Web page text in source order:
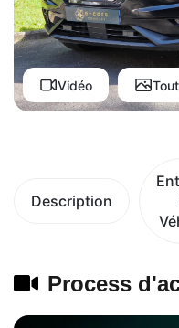
Vidéo
Description
Process